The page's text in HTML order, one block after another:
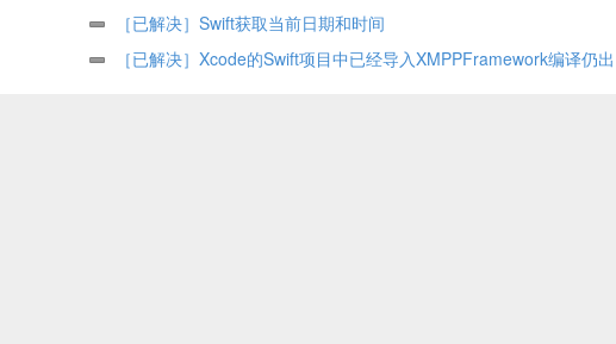
［已解决］Swift获取当前日期和时间
［已解决］Xcode的Swift项目中已经导入XMPPFramework编译仍出